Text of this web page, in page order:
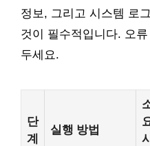
정보, 그리고 시스템 로
것이 필수적입니다. 오
두세요.
단
계
실행 방법